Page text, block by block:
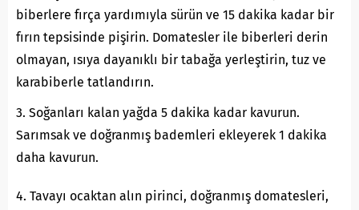
biberlere fırça yardımıyla sürün ve 15 dakika kadar bir
fırın tepsisinde pişirin. Domatesler ile biberleri derin
olmayan, ısıya dayanıklı bir tabağa yerleştirin, tuz ve
karabiberle tatlandırın.
3. Soğanları kalan yağda 5 dakika kadar kavurun.
Sarımsak ve doğranmış bademleri ekleyerek 1 dakika
daha kavurun.
4. Tavayı ocaktan alın pirinci, doğranmış domatesleri,